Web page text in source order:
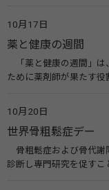
10月17日
薬と健康の週間
「薬と健康の週間」は
ために薬剤師が果たす
伝えたい！薬との付き
10月20日
世界骨粗鬆症デー
骨粗鬆症および骨代謝
診断し専門研究を促す